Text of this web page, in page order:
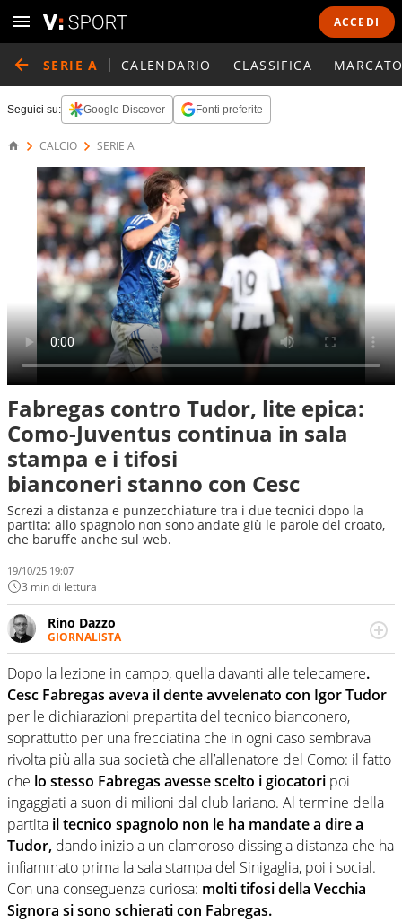
ACCEDI
SERIE A CALENDARIO CLASSIFICA
Seguici su: Google Discover Fonti preferite
CALCIO SERIE A
Fabregas contro Tudor, lite epica:
Como-Juventus continua in sala
stampa e i tifosi
bianconeri stanno con Cesc
Screzi a distanza e punzecchiature tra i due tecnici dopo la
partita: allo spagnolo non sono andate giù le parole del croato,
che baruffe anche sul web.
19/10/25 19:07
3 min di lettura
Rino Dazzo
GIORNALISTA
Se mai ci fosse modo di traslare il glossario del calcio in
una nicchia di esperti, lui ne farebbe parte. Non si perde
una svista arbitrale né gli umori social del mondo delle
curve
Dopo la lezione in campo, quella davanti alle telecamere.
Cesc Fabregas aveva il dente avvelenato con Igor Tudor
per le dichiarazioni prepartita del tecnico bianconero,
soprattutto per una frecciatina che in ogni caso sembrava
rivolta più alla sua società che all’allenatore del Como: il fatto
che lo stesso Fabregas avesse scelto i giocatori poi
ingaggiati a suon di milioni dal club lariano. Al termine della
partita il tecnico spagnolo non le ha mandate a dire a
Tudor, dando inizio a un clamoroso dissing a distanza che ha
infiammato prima la sala stampa del Sinigaglia, poi i social.
Con una conseguenza curiosa: molti tifosi della Vecchia
Signora si sono schierati con Fabregas.